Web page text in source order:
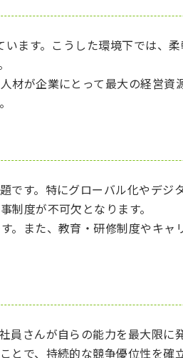
ます。こうした環境下では、
が企業にとって最大の経営資
です。特にグローバル化やデジ
度が不可欠となります。
。また、教育・研修制度やキ
さんが自らの能力を最大限に
で、持続的な競争優位性を確